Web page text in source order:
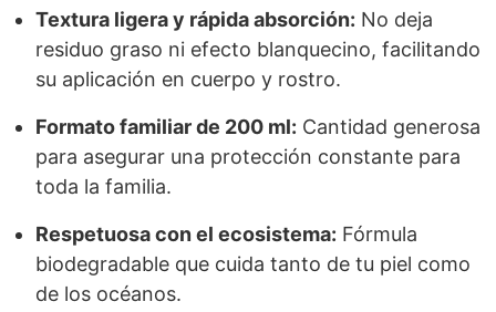
Textura ligera y rápida absorción: No deja
residuo graso ni efecto blanquecino, facilitando
su aplicación en cuerpo y rostro.
Formato familiar de 200 ml: Cantidad generosa
para asegurar una protección constante para
toda la familia.
Respetuosa con el ecosistema: Fórmula
biodegradable que cuida tanto de tu piel como
de los océanos.